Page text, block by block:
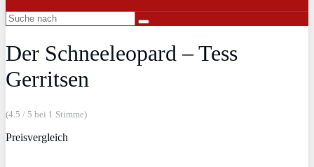
Der Schneeleopard – Tess
Gerritsen
(4.5 / 5 bei 1 Stimme)
Preisvergleich